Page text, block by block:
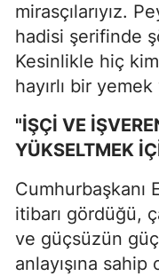
mirasçılarıyız.
hadisi şerifinde
Kesinlikle hiç
hayırlı bir
"İŞÇİ VE
YÜKSELTMEK
Cumhurbaşkanı
itibarı gördüğü,
ve güçsüzün
anlayışına